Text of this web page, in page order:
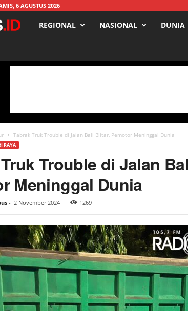
6 AGUSTUS 2026
s
REGIONAL NASIONAL DUNIA
Tabrak Truk Trouble di Jalan Bali Blitar, Pemotor Meninggal Dunia
RAYA
Trouble di Jalan
Meninggal Dunia
- 2 November 2024 1269